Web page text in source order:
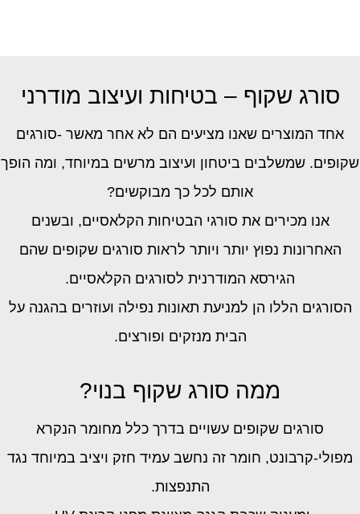
סורג שקוף – בטיחות ועיצוב מודרני
אחד המוצרים שאנו מציעים הם לא אחר מאשר -סורגים
שקופים. שמשלבים ביטחון ועיצוב מרשים במיוחד, ומה הופך
אותם לכל כך מבוקשים?
אנו מכירים את סורגי הבטיחות הקלאסיים, ובשנים
האחרונות נפוץ יותר ויותר לראות סורגים שקופים שהם
הגירסא המודרנית לסורגים הקלאסיים.
הסורגים הללו הן למניעת תאונות נפילה ועוזרים בהגנה על
הבית מנזקים ופורצים.
ממה סורג שקוף בנוי?
סורגים שקופים עשויים בדרך כלל מחומר הנקרא
מפולי-קרבונט, חומר זה נחשב עמיד חזק ויציב במיוחד נגד
התנפצות.